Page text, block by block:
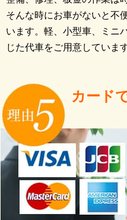
そんな時にお車がないと不
います。軽、小型車、ミニ
じた代車をご用意しています
カード